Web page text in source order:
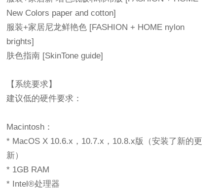
New Colors paper and cotton]
服装+家居尼龙鲜艳色 [FASHION + HOME nylon
brights]
肤色指南 [SkinTone guide]
【系统要求】
建议低的硬件要求：
Macintosh：
* MacOS X 10.6.x，10.7.x，10.8.x版（安装了新的更
新）
* 1GB RAM
* Intel®处理器